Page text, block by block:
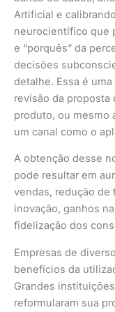
Artificial e
neurocientífico que
e “porquês” da
decisões
detalhe. Essa é
revisão da proposta
produto, ou mesmo
um canal como o
A obtenção desse
pode resultar em
vendas, redução de
inovação, ganhos
fidelização dos
Empresas de
benefícios da
Grandes
reformularam sua